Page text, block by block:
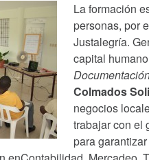
La formación
personas, por
Justalegría.
capital
Colmados
negocios
trabajar con el
para